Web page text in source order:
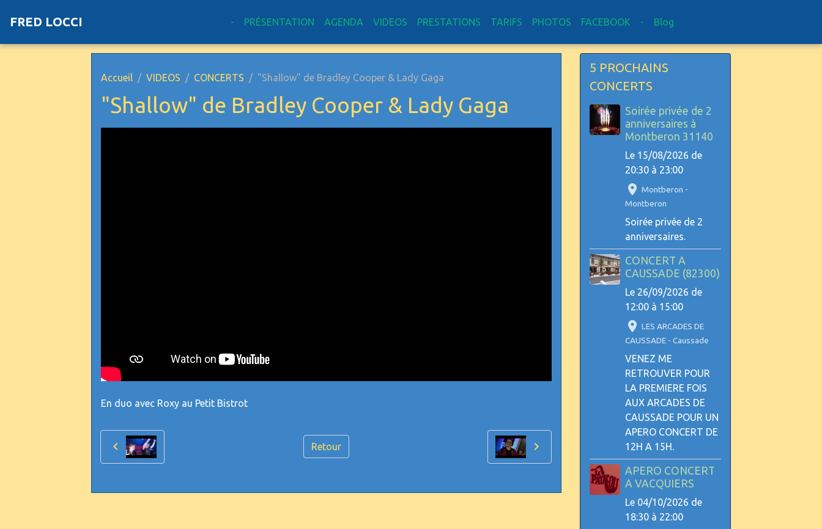
FRED LOCCI - PRÉSENTATION AGENDA VIDEOS PRESTATIONS TARIFS PHOTOS FACEBOOK - Blog
Accueil VIDEOS CONCERTS "Shallow" de Bradley Cooper & Lady Gaga
"Shallow" de Bradley Cooper & Lady Gaga
En duo avec Roxy au Petit Bistrot
Retour
5 PROCHAINS
CONCERTS
Soirée privée de 2
anniversaires à
Montberon 31140
Le 15/08/2026 de
20:30 à 23:00
Montberon -
Montberon
Soirée privée de 2
anniversaires.
CONCERT A
CAUSSADE (82300)
Le 26/09/2026 de
12:00 à 15:00
LES ARCADES DE
CAUSSADE - Caussade
VENEZ ME
RETROUVER POUR
LA PREMIERE FOIS
AUX ARCADES DE
CAUSSADE POUR UN
APERO CONCERT DE
12H A 15H.
APERO CONCERT
A VACQUIERS
Le 04/10/2026 de
18:30 à 22:00